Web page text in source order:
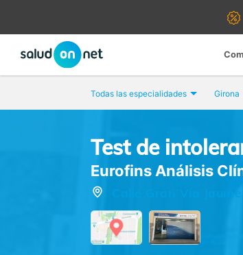
Todas las especialidades Girona
Test de
Eurofins Análisis